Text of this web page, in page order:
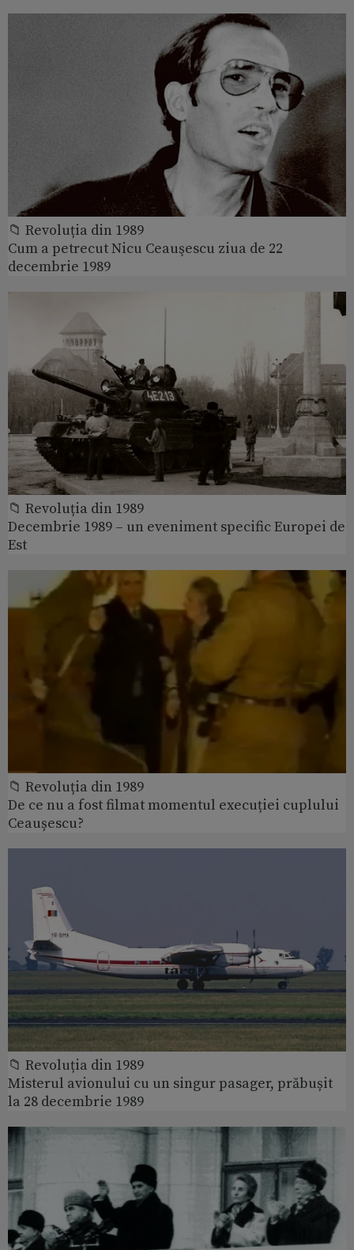
📁 Revoluția din 1989
Cum a petrecut Nicu Ceauşescu ziua de 22
decembrie 1989
📁 Revoluția din 1989
Decembrie 1989 – un eveniment specific Europei de
Est
📁 Revoluția din 1989
De ce nu a fost filmat momentul execuției cuplului
Ceaușescu?
📁 Revoluția din 1989
Misterul avionului cu un singur pasager, prăbușit
la 28 decembrie 1989